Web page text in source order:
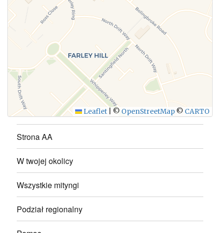
WYŚLIJ
Leaflet © OpenStreetMap © CARTO
Strona AA
W twojej okolicy
Wszystkie mityngi
Podział regionalny